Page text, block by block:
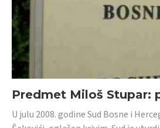
Predmet Miloš Stupar:
U julu 2008. godine Sud Bosne i